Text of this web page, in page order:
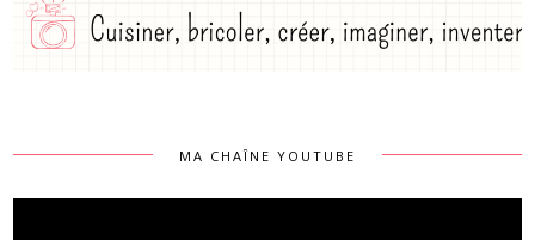
MA CHAÎNE YOUTUBE
Lecteur